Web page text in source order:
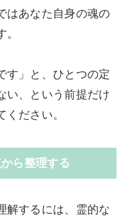
はあなた自身の魂の
す」と、ひとつの定
い、という前提だけ
ださい。
ら整理する
解するには、霊的な